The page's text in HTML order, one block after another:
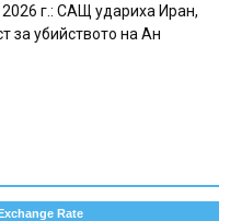
г.: САЩ удариха Иран,
за убийството на Ан
Rate